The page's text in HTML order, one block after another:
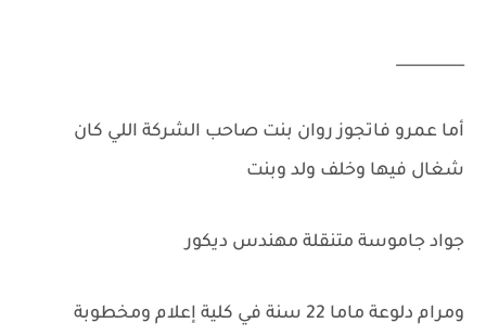
_________
أما عمرو فاتجوز روان بنت صاحب الشركة اللي كان
شغال فيها وخلف ولد وبنت
جواد جاموسة متنقلة مهندس ديكور
ومرام دلوعة ماما 22 سنة في كلية إعلام ومخطوبة